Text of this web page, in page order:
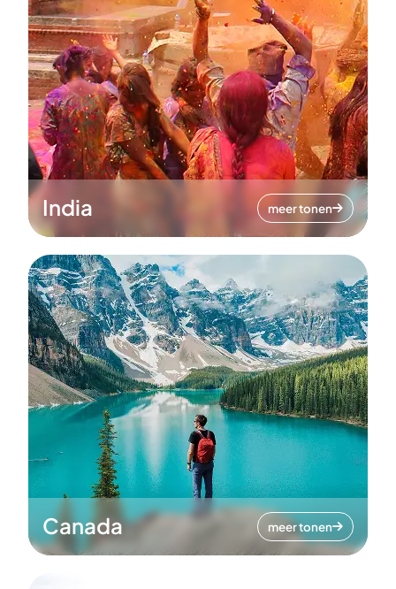
India meer tonen
Canada meer tonen